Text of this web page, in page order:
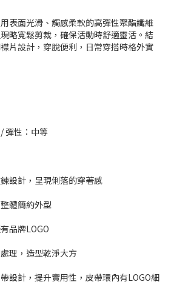
表面光滑、觸感柔軟的高彈性聚酯纖維
略寬鬆剪裁，確保活動時舒適靈活。結
片設計，穿脫便利，日常穿搭時格外實
彈性：中等
設計，呈現俐落的穿著感
體簡約外型
品牌LOGO
理，造型乾淨大方
設計，提升實用性，皮帶環內有LOGO細